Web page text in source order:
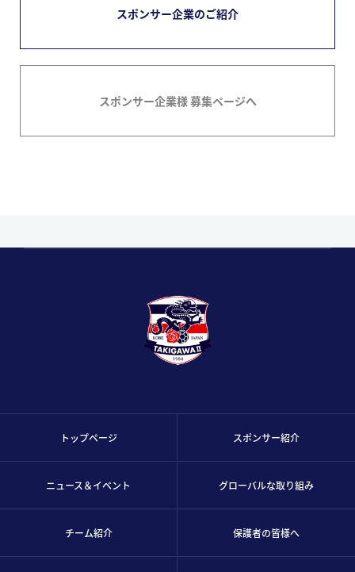
スポンサー企業のご紹介
スポンサー企業様 募集ページへ
トップページ
ニュース＆イベント
チーム紹介
スポンサー紹介
グローバルな取り組み
保護者の皆様へ